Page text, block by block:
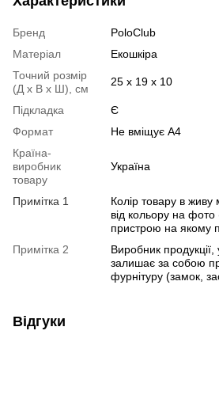
Бренд
PoloClub
Матеріал
Екошкіра
Точний розмір
(Д х В х Ш), см
25 х 19 х 10
Підкладка
Є
Формат
Не вміщує А4
Країна-
виробник
товару
Україна
Примітка 1
Колір товару в живу
від кольору на фото
пристрою на якому
Примітка 2
Виробник продукції,
залишає за собою
фурнітуру (замок,
Відгуки